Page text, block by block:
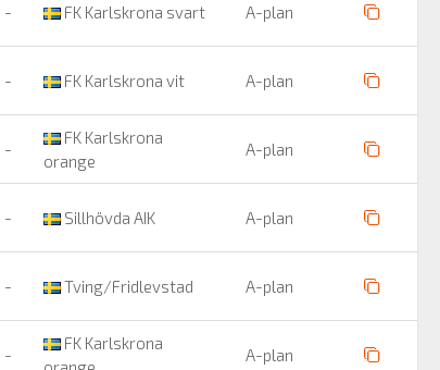
- FK Karlskrona svart A-plan
- FK Karlskrona vit A-plan
-
FK Karlskrona
orange
A-plan
- Sillhövda AIK A-plan
- Tving/Fridlevstad A-plan
-
FK Karlskrona
A-plan